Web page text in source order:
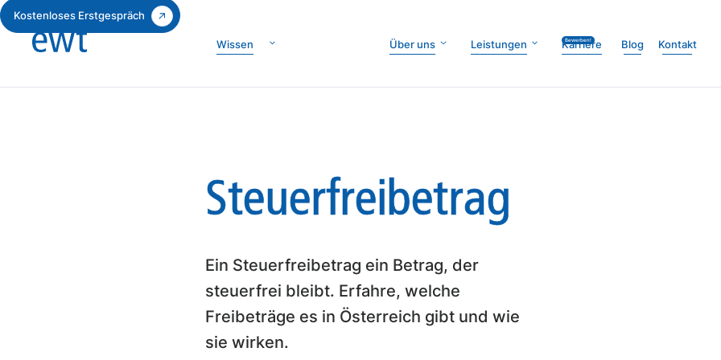
Wissen Über uns Leistungen Bewerben!
Karriere Blog Kontakt
Kostenloses Erstgespräch
Steuerfreibetrag
Ein Steuerfreibetrag ein Betrag, der
steuerfrei bleibt. Erfahre, welche
Freibeträge es in Österreich gibt und wie
sie wirken.